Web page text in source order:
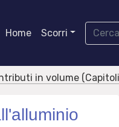
Home Scorri
in volume